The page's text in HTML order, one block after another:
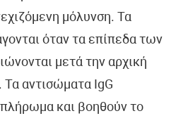
μόλυνση. Τα
όταν τα επίπεδα των
μετά την αρχική
αντισώματα IgG
και βοηθούν το